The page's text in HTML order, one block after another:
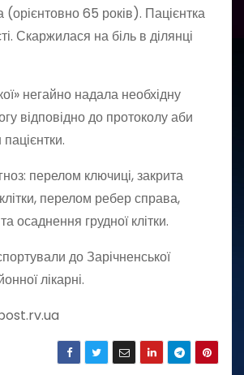
(орієнтовно 65 років). Пацієнтка
Скаржилася на біль в ділянці
негайно надала необхідну
відповідно до протоколу аби
перелом ключиці, закрита
перелом ребер справа,
осаднення грудної клітки.
до Зарічненської
лікарні.